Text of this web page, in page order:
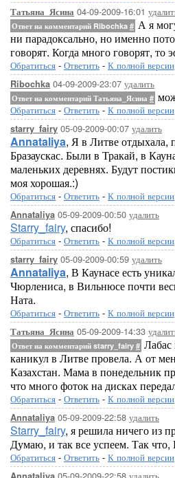
Татьяна_Ясина 04-09-2009-16:01
Ответ на комментарий Ribochka # А я
ни парадоксально, но именно
говорят. Когда много говорят, то
Обратиться - Ответить - К полной версии
Ribochka 04-09-2009-23:07 удалить
Ответ на комментарий Татьяна_Ясина #
Обратиться - Ответить - К полной версии
starry_fairy 05-09-2009-00:07 удалить
Annataliya, Я в Литве отдыхала,
Бразаускас. Были в Тракай, в
маленьких деревнях. Будут
моя хорошая.:)
Обратиться - Ответить - К полной версии
Annataliya 05-09-2009-00:50 удалить
Starry_fairy, спасибо!
Обратиться - Ответить - К полной версии
starry_fairy 05-09-2009-00:59 удалить
Annataliya, В Каунасе есть
Чюрлениса, в Вильнюсе почти
Ната.
Обратиться - Ответить - К полной версии
Татьяна_Ясина 05-09-2009-14:33
Ответ на комментарий starry_fairy # Лабас
каникул в Литве провела. А от
Казахстан. Мама в понедельник
что много фоток на дисках
Обратиться - Ответить - К полной версии
Annataliya 05-09-2009-22:58 удалить
Starry_fairy, я решила ничего из
Думаю, и так все успеем. Так что,
Обратиться - Ответить - К полной версии